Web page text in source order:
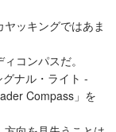
ッキングではあま
コンパスだ。
ナル・ライト -
Compass」を